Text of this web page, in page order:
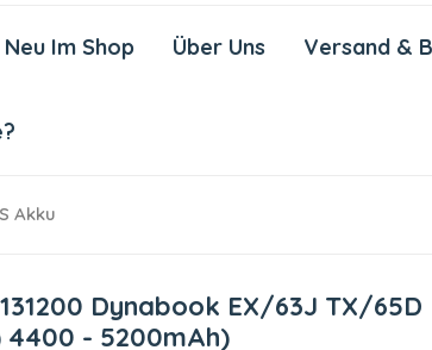
Neu Im Shop Über Uns Versand &
Akku
Dynabook EX/63J TX/65D
4400 - 5200mAh)